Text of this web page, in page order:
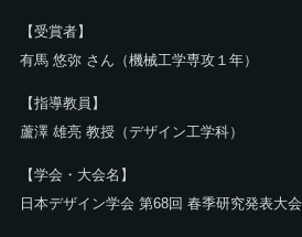
【受賞者】
有馬 悠弥 さん（機械工学専攻１年）
【指導教員】
蘆澤 雄亮 教授（デザイン工学科）
【学会・大会名】
日本デザイン学会 第68回 春季研究発表大会